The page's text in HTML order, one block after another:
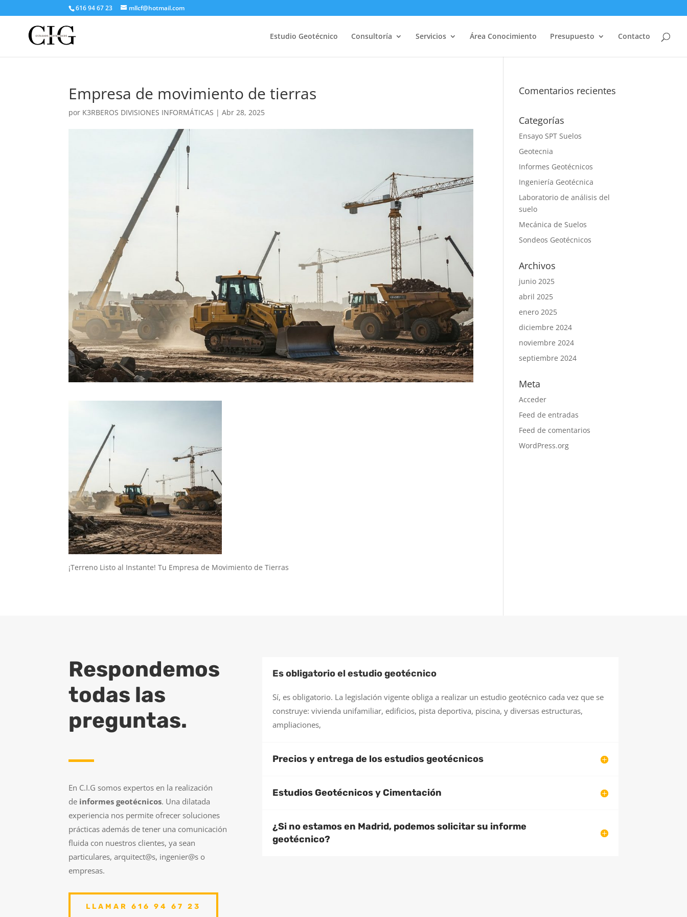
616 94 67 23 mllcf@hotmail.com
Estudio Geotécnico Consultoría Servicios Área Conocimiento Presupuesto Contacto
Empresa de movimiento de tierras
por K3RBEROS DIVISIONES INFORMÁTICAS |Abr 28, 2025
¡Terreno Listo al Instante! Tu Empresa de Movimiento de Tierras
Comentarios recientes
Categorías
Ensayo SPT Suelos
Geotecnia
Informes Geotécnicos
Ingeniería Geotécnica
Laboratorio de análisis del
suelo
Mecánica de Suelos
Sondeos Geotécnicos
Archivos
junio 2025
abril 2025
enero 2025
diciembre 2024
noviembre 2024
septiembre 2024
Meta
Acceder
Feed de entradas
Feed de comentarios
WordPress.org
Respondemos
todas las
preguntas.
En C.I.G somos expertos en la realización
de informes geotécnicos. Una dilatada
experiencia nos permite ofrecer soluciones
prácticas además de tener una comunicación
fluida con nuestros clientes, ya sean
particulares, arquitect@s, ingenier@s o
empresas.
LLAMAR 616 94 67 23
Es obligatorio el estudio geotécnico
Sí, es obligatorio. La legislación vigente obliga a realizar un estudio geotécnico cada vez que se
construye: vivienda unifamiliar, edificios, pista deportiva, piscina, y diversas estructuras,
ampliaciones,
Precios y entrega de los estudios geotécnicos
Estudios Geotécnicos y Cimentación
¿Si no estamos en Madrid, podemos solicitar su informe
geotécnico?